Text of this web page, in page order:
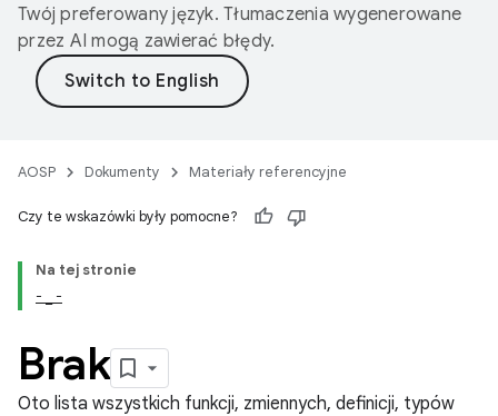
Twój preferowany język. Tłumaczenia wygenerowane
przez AI mogą zawierać błędy.
AOSP Dokumenty Materiały referencyjne
Czy te wskazówki były pomocne?
Na tej stronie
- _ -
Brak
Oto lista wszystkich funkcji, zmiennych, definicji, typów